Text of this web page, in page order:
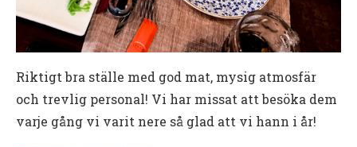
Riktigt bra ställe med god mat, mysig atmosfär
och trevlig personal! Vi har missat att besöka dem
varje gång vi varit nere så glad att vi hann i år!